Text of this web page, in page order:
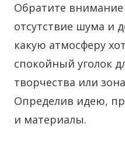
Обратите
отсутствие шума и
какую атмосферу
спокойный уголок
творчества или
Определив идею,
и материалы.